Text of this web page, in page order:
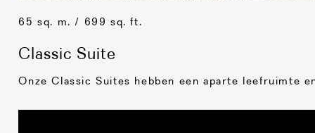
65 sq. m. / 699 sq. ft.
Classic Suite
Onze Classic Suites hebben een aparte leefruimte